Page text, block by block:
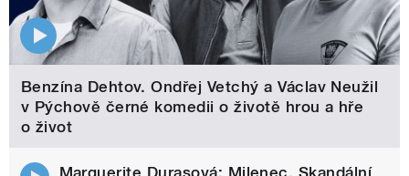
Benzína Dehtov. Ondřej Vetchý a Václav Neužil
v Pýchově černé komedii o životě hrou a hře
o život